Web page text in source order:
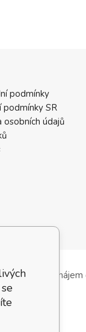
podmínky
podmínky SR
osobních údajů
Tvorba a pronájem